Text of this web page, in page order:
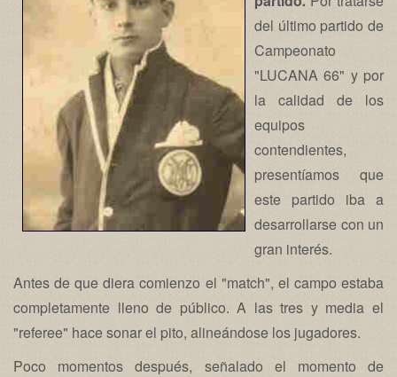
del último partido de
Campeonato
"LUCANA 66" y por
la calidad de los
equipos
contendientes,
presentíamos que
este partido iba a
desarrollarse con un
gran interés.
Antes de que diera comienzo el "match", el campo estaba
completamente lleno de público. A las tres y media el
"referee" hace sonar el pito, alineándose los jugadores.
Poco momentos después, señalado el momento de